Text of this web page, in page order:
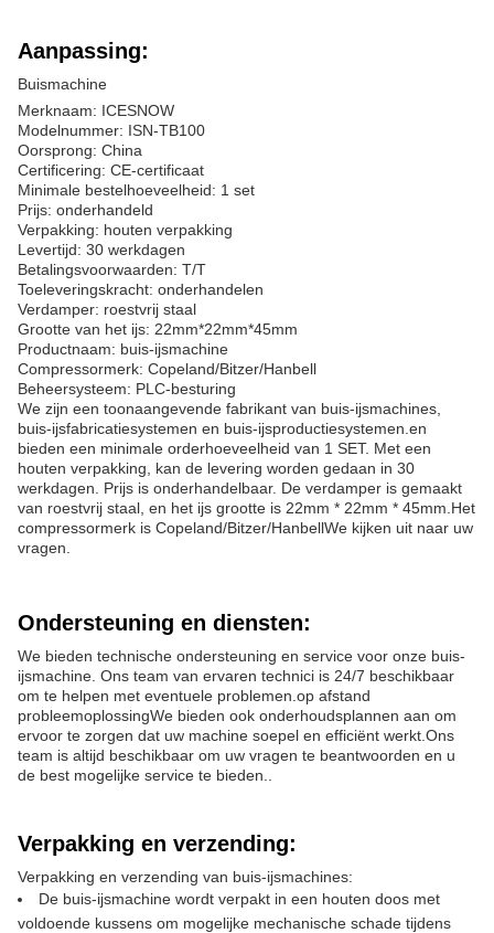
Aanpassing:
Buismachine
Merknaam: ICESNOW
Modelnummer: ISN-TB100
Oorsprong: China
Certificering: CE-certificaat
Minimale bestelhoeveelheid: 1 set
Prijs: onderhandeld
Verpakking: houten verpakking
Levertijd: 30 werkdagen
Betalingsvoorwaarden: T/T
Toeleveringskracht: onderhandelen
Verdamper: roestvrij staal
Grootte van het ijs: 22mm*22mm*45mm
Productnaam: buis-ijsmachine
Compressormerk: Copeland/Bitzer/Hanbell
Beheersysteem: PLC-besturing
We zijn een toonaangevende fabrikant van buis-ijsmachines,
buis-ijsfabricatiesystemen en buis-ijsproductiesystemen.en
bieden een minimale orderhoeveelheid van 1 SET. Met een
houten verpakking, kan de levering worden gedaan in 30
werkdagen. Prijs is onderhandelbaar. De verdamper is gemaakt
van roestvrij staal, en het ijs grootte is 22mm * 22mm * 45mm.Het
compressormerk is Copeland/Bitzer/HanbellWe kijken uit naar uw
vragen.
Ondersteuning en diensten:
We bieden technische ondersteuning en service voor onze buis-
ijsmachine. Ons team van ervaren technici is 24/7 beschikbaar
om te helpen met eventuele problemen.op afstand
probleemoplossingWe bieden ook onderhoudsplannen aan om
ervoor te zorgen dat uw machine soepel en efficiënt werkt.Ons
team is altijd beschikbaar om uw vragen te beantwoorden en u
de best mogelijke service te bieden..
Verpakking en verzending:
Verpakking en verzending van buis-ijsmachines:
De buis-ijsmachine wordt verpakt in een houten doos met
voldoende kussens om mogelijke mechanische schade tijdens